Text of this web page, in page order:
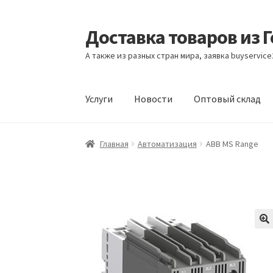
Перейти
к
навигации
Перейти
к
содержимому
Доставка товаров из
А также из разных стран мира, заявка
Услуги Новости Оптовый склад
Главная Контакты Мой аккаунт
Главная Автоматизация ABB MS Range